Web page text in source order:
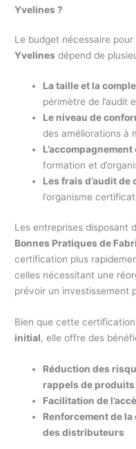
Yvelines ?
Le budget nécessaire
Yvelines dépend de
La taille et la
périmètre de l’audit
Le niveau de
des améliorations à
formation et
Les frais d’audit
l’organisme
Les entreprises disposant
Bonnes Pratiques de
certification plus
celles nécessitant une
prévoir un investissement
Bien que cette
initial, elle offre des
Réduction des
rappels de produits
Facilitation de
Renforcement de
des distributeurs